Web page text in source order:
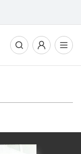
체메뉴열기